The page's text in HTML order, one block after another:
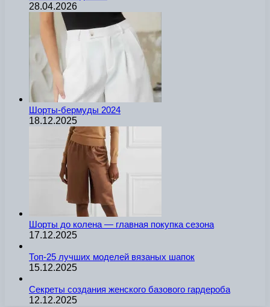
28.04.2026
Шорты-бермуды 2024
18.12.2025
Шорты до колена — главная покупка сезона
17.12.2025
Топ-25 лучших моделей вязаных шапок
15.12.2025
Секреты создания женского базового гардероба
12.12.2025